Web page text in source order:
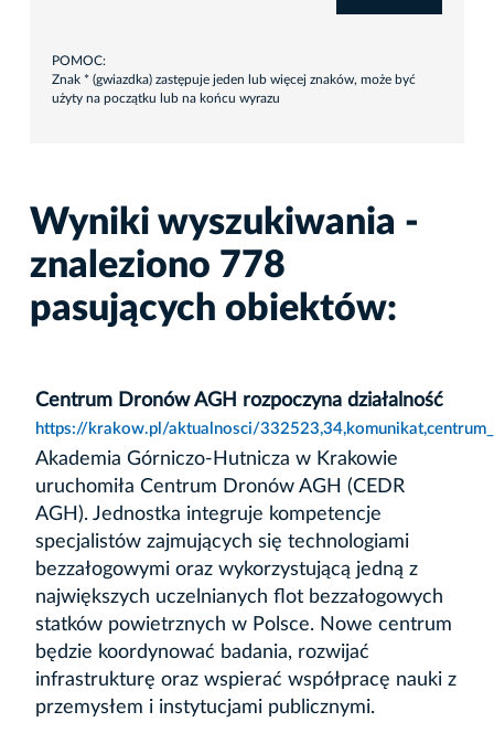
POMOC:
Znak * (gwiazdka) zastępuje jeden lub więcej znaków, może być
użyty na początku lub na końcu wyrazu
Wyniki wyszukiwania -
znaleziono 778
pasujących obiektów:
Centrum Dronów AGH rozpoczyna działalność
https://krakow.pl/aktualnosci/
Akademia Górniczo-Hutnicza w Krakowie
uruchomiła Centrum Dronów AGH (CEDR
AGH). Jednostka integruje kompetencje
specjalistów zajmujących się technologiami
bezzałogowymi oraz wykorzystującą jedną z
największych uczelnianych flot bezzałogowych
statków powietrznych w Polsce. Nowe centrum
będzie koordynować badania, rozwijać
infrastrukturę oraz wspierać współpracę nauki z
przemysłem i instytucjami publicznymi.